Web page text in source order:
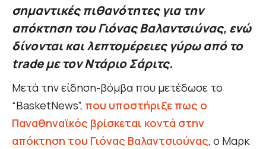
σημαντικές πιθανότητες για την
απόκτηση του Γιόνας Βαλαντσιύνας, ενώ
δίνονται και λεπτομέρειες γύρω από το
trade με τον Ντάριο Σάριτς.
Μετά την είδηση-βόμβα που μετέδωσε το
“BasketNews”, που υποστήριξε πως ο
Παναθηναϊκός βρίσκεται κοντά στην
απόκτηση του Γιόνας Βαλαντσιούνας, o Μαρκ